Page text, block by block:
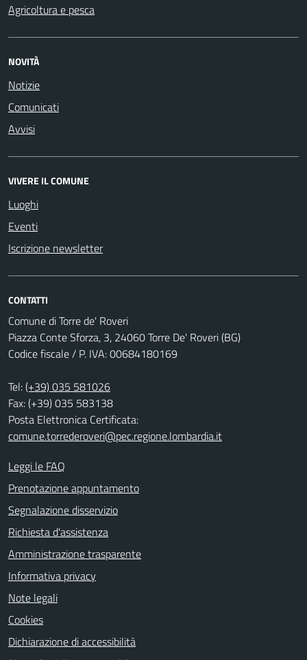
Agricoltura e pesca
NOVITÀ
Notizie
Comunicati
Avvisi
VIVERE IL COMUNE
Luoghi
Eventi
Iscrizione newsletter
CONTATTI
Comune di Torre de' Roveri
Piazza Conte Sforza, 3, 24060 Torre De' Roveri (BG)
Codice fiscale / P. IVA: 00684180169
Tel:(+39) 035 581026
Fax: (+39) 035 583138
Posta Elettronica Certificata:
comune.torrederoveri@pec.regione.lombardia.it
Leggi le FAQ
Prenotazione appuntamento
Segnalazione disservizio
Richiesta d'assistenza
Amministrazione trasparente
Informativa privacy
Note legali
Cookies
Dichiarazione di accessibilità